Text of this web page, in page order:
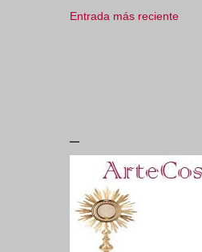
Entrada más reciente